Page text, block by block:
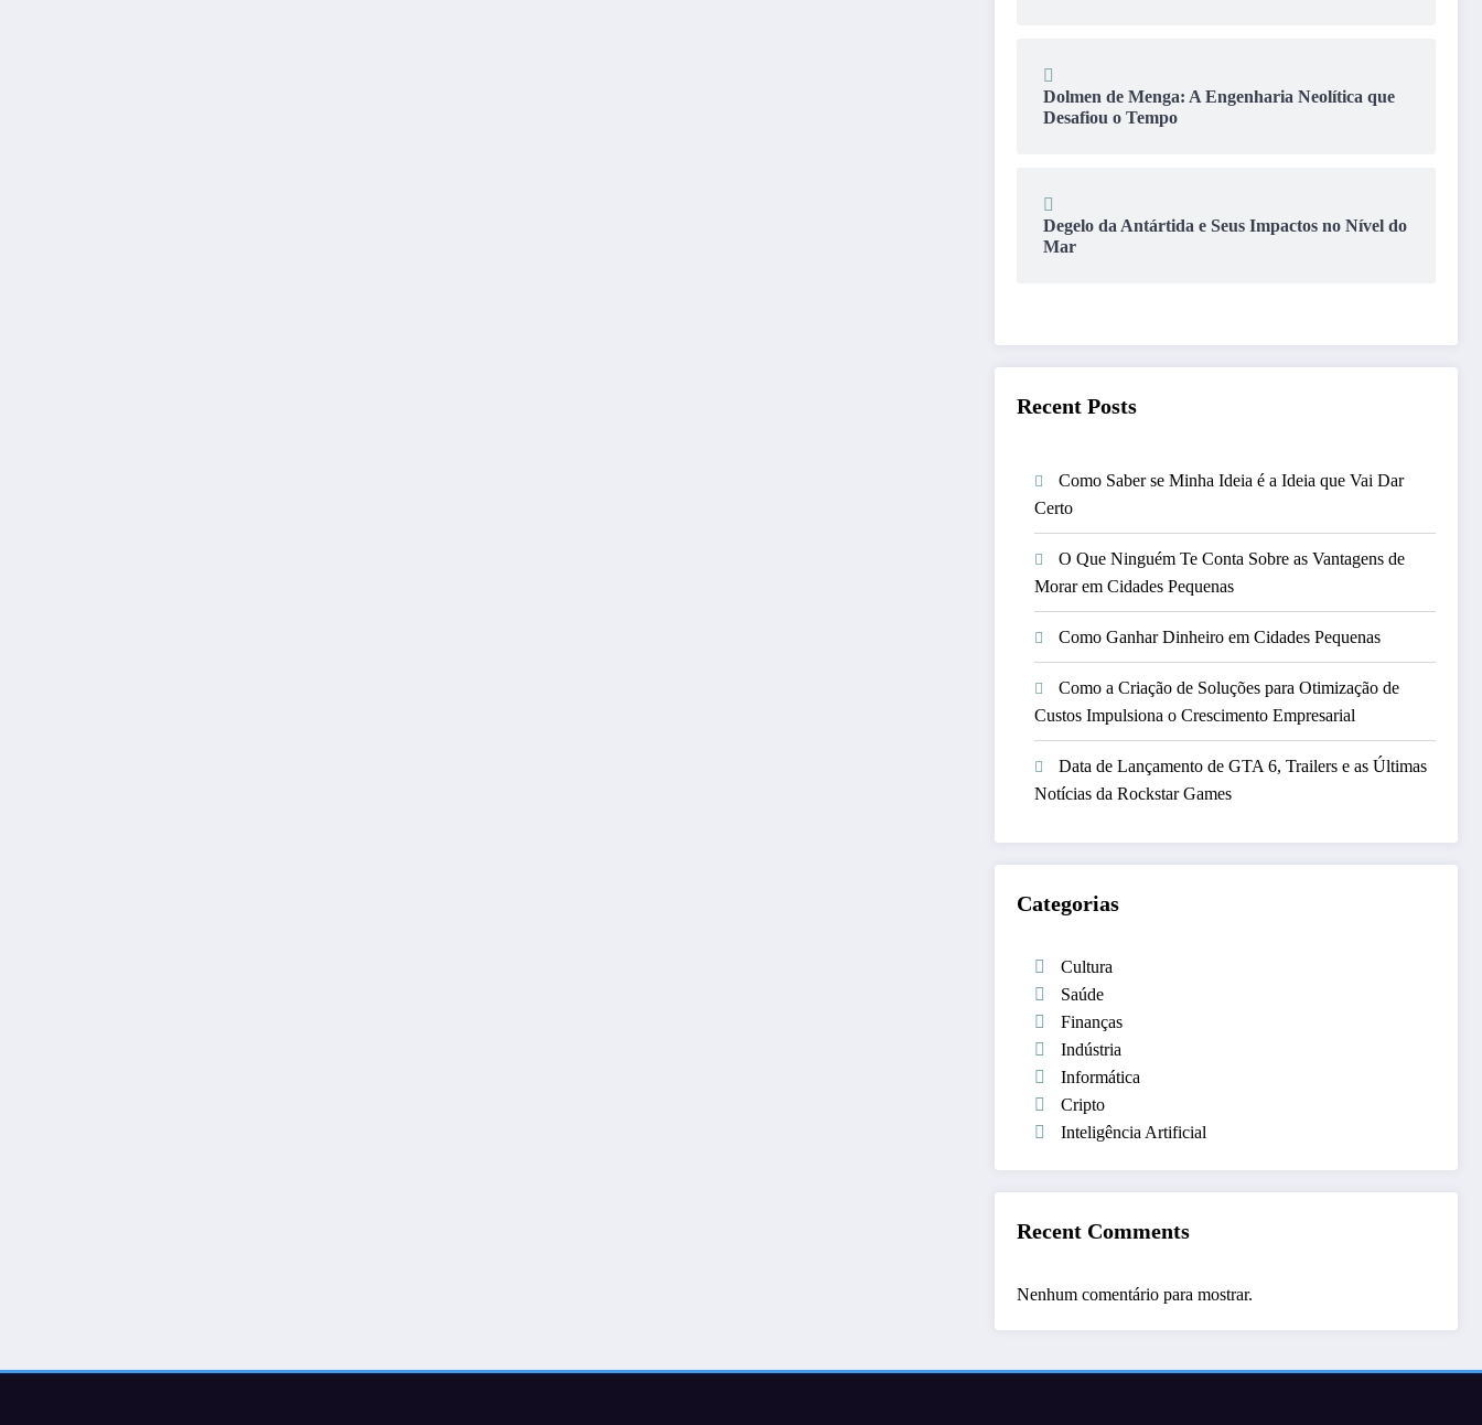
Dolmen de Menga: A Engenharia Neolítica que
Desafiou o Tempo
Degelo da Antártida e Seus Impactos no Nível do
Mar
Recent Posts
Como Saber se Minha Ideia é a Ideia que Vai Dar
Certo
O Que Ninguém Te Conta Sobre as Vantagens de
Morar em Cidades Pequenas
Como Ganhar Dinheiro em Cidades Pequenas
Como a Criação de Soluções para Otimização de
Custos Impulsiona o Crescimento Empresarial
Data de Lançamento de GTA 6, Trailers e as Últimas
Notícias da Rockstar Games
Categorias
Cultura
Saúde
Finanças
Indústria
Informática
Cripto
Inteligência Artificial
Recent Comments
Nenhum comentário para mostrar.